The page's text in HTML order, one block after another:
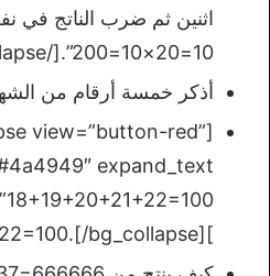
10=20×10=200”.[/bg_collapse]
أذكر خمسة أرقام من الشهر
view=”button-red”
]18+19+20+21+22=100.[/bg_collapse]